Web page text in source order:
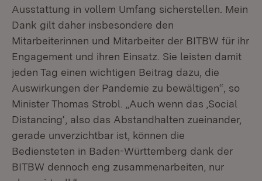
Ausstattung in vollem Umfang sicherstellen. Mein
Dank gilt daher insbesondere den
Mitarbeiterinnen und Mitarbeiter der BITBW für ihr
Engagement und ihren Einsatz. Sie leisten damit
jeden Tag einen wichtigen Beitrag dazu, die
Auswirkungen der Pandemie zu bewältigen“, so
Minister Thomas Strobl. „Auch wenn das ,Social
Distancing‘, also das Abstandhalten zueinander,
gerade unverzichtbar ist, können die
Bediensteten in Baden-Württemberg dank der
BITBW dennoch eng zusammenarbeiten, nur